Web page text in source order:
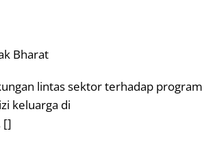
Bharat
lintas sektor terhadap program
keluarga di
[]